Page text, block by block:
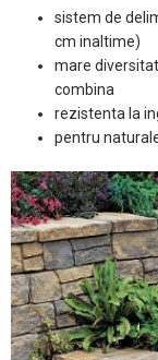
sistem de
cm inaltime)
mare
combina
rezistenta la
pentru